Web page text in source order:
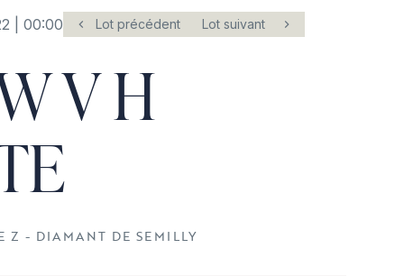
| 00:00 Lot précédent Lot suivant
V H
Z - DIAMANT DE SEMILLY